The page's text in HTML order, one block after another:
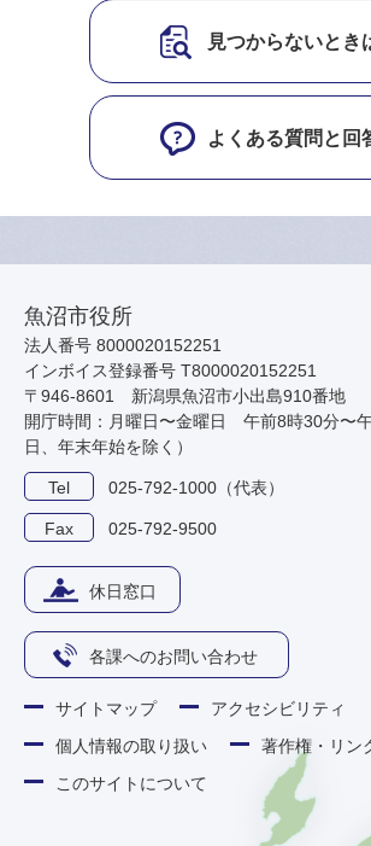
見つからないとき
よくある質問と回
魚沼市役所
法人番号 8000020152251
インボイス登録番号 T8000020152251
〒946-8601 新潟県魚沼市小出島910番地
開庁時間：月曜日〜金曜日 午前8時30分〜
日、年末年始を除く）
Tel 025-792-1000（代表）
Fax 025-792-9500
休日窓口
各課へのお問い合わせ
サイトマップ
アクセシビリティ
個人情報の取り扱い
著作権・リン
このサイトについて